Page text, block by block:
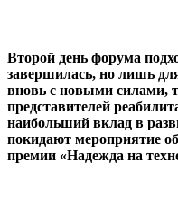
Второй день форума
завершилась, но лишь
вновь с новыми силами,
представителей
наибольший вклад в
покидают мероприятие
премии «Надежда на